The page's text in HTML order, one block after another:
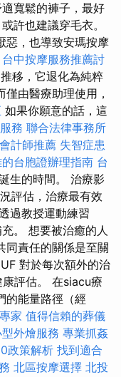
寬鬆的褲子，最好
許也建議穿毛衣。
惡，也導致安瑪按摩
台中按摩服務推薦討
移，它退化為純粹
由醫療助理使用，
如果你願意的話，這
務 聯合法律事務所
計師推薦 失智症患
台胞證辦理指南 台
生的時間。 治療影
評估，治療最有效
過教授運動練習
。 想要被治癒的人
同責任的關係是至關
對於每次額外的治
評估。 在siacu療
的能量路徑（經
家 值得信賴的葬儀
外燴服務 專業抓姦
政策解析 找到適合
北區按摩選擇 北投